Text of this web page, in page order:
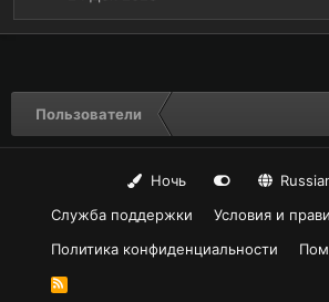
и
Пользователи
Ночь
Служба поддержки
Условия и
Политика конфиденциальности
R
S